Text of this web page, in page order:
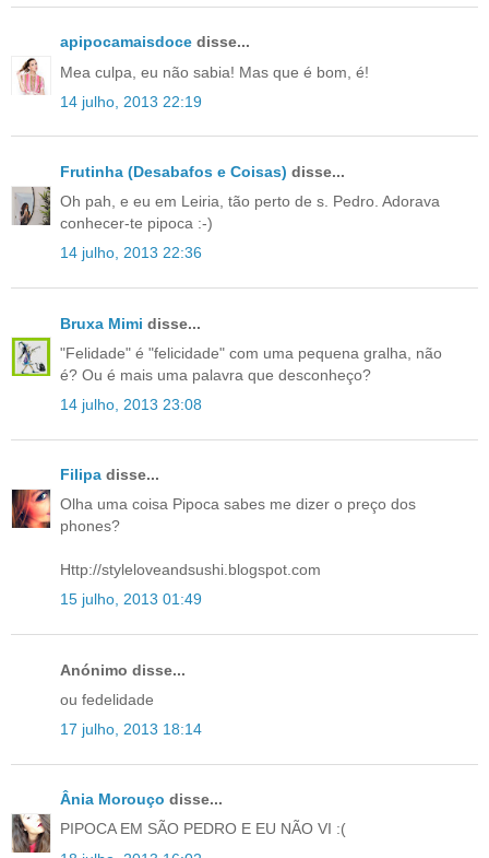
apipocamaisdoce disse...
Mea culpa, eu não sabia! Mas que é bom, é!
14 julho, 2013 22:19
Frutinha (Desabafos e Coisas) disse...
Oh pah, e eu em Leiria, tão perto de s. Pedro. Adorava
conhecer-te pipoca :-)
14 julho, 2013 22:36
Bruxa Mimi disse...
"Felidade" é "felicidade" com uma pequena gralha, não
é? Ou é mais uma palavra que desconheço?
14 julho, 2013 23:08
Filipa disse...
Olha uma coisa Pipoca sabes me dizer o preço dos
phones?
Http://styleloveandsushi.blogspot.com
15 julho, 2013 01:49
Anónimo disse...
ou fedelidade
17 julho, 2013 18:14
Ânia Morouço disse...
PIPOCA EM SÃO PEDRO E EU NÃO VI :(